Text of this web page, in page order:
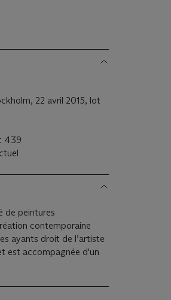
22 avril 2015, lot
439
de peintures
contemporaine
ayants droit de l’artiste
est accompagnée d'un